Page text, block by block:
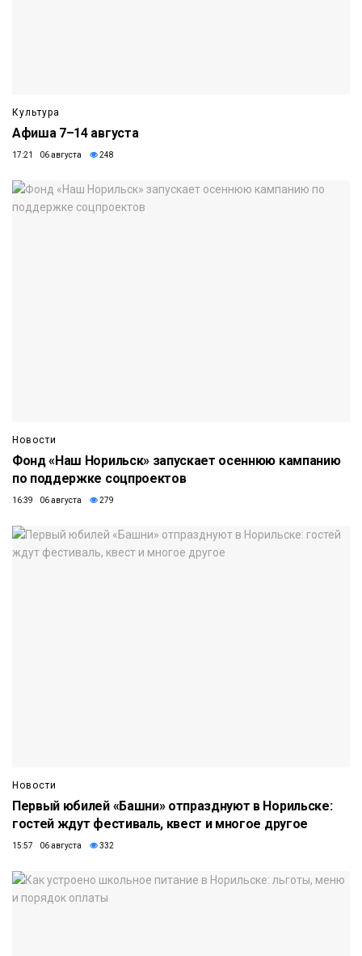
Культура
Афиша 7–14 августа
17:21 06 августа 248
Новости
Фонд «Наш Норильск» запускает осеннюю кампанию
по поддержке соцпроектов
16:39 06 августа 279
Новости
Первый юбилей «Башни» отпразднуют в Норильске:
гостей ждут фестиваль, квест и многое другое
15:57 06 августа 332